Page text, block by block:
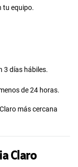
tu equipo.
3 días hábiles.
de 24 horas.
más cercana
Claro